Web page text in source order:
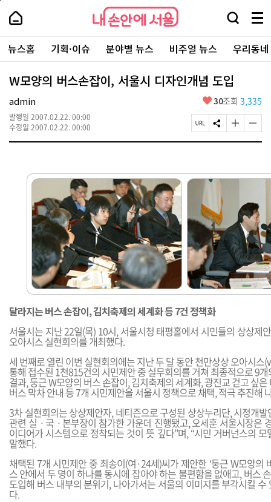
본
로
가
내
손
안
에
서
울
-
서
울
시
대
표
소
내
손
에
울
검
창
열
기
메
뉴
전
체
보
주
요
서
뉴스홈 기획·이슈 분야별 뉴스 비주얼 뉴스 우리동
W모양의 버스손잡이, 서울시 디자인개념 도입
admin
발행일 2007.02.22. 00:00
수정일 2007.02.22. 00:00
좋
요
30조회 3,335
페
이
L
복
사
S
N
하
기
글
자
게
하
기
글
자
게
경
하
기
달라지는 버스 손잡이, 김치축제의 세계화 등 7건 정책화
서울시는 지난 22일(목) 10시, 서울시청 태평홀에서 시민들의 상상제
오아시스 실현회의를 개최했다.
세 번째로 열린 이번 실현회의에는 지난 두 달 동안 천만상상 오아시스(
통해 접수된 1천815건의 시민제안 중 실무회의를 거쳐 최종적으로 9
결과, 둥근 W모양의 버스 손잡이, 김치축제의 세계화, 광진교 걷고 싶
버스 막차 안내 등 7개 시민제안을 서울시 정책으로 채택, 적극 추진해
3차 실현회의는 상상제안자, 네티즌으로 구성된 상상누리단, 시정개
관련 실ㆍ국ㆍ본부장이 참가한 가운데 진행됐고, 오세훈 서울시장은
이디어가 시스템으로 정착되는 것이 뜻 깊다”며, “시민 거버넌스의
말했다.
채택된 7개 시민제안 중 최송이(여·24세)씨가 제안한 ‘둥근 W모양의
스 안에서 두 명이 하나를 동시에 잡아야 하는 불편함을 없애고, 버스
도입해 버스 내부의 분위기, 나아가서는 서울의 이미지를 부각시킬
다.
페
상
단
로